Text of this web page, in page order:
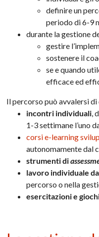
definire un
periodo di 6-9
durante la gestione
gestire
sostenere il
se e quando
efficace ed
Il percorso può avvalersi
incontri individuali,
1-3 settimane l’uno
corsi e-learning
autonomamente dal
strumenti di
lavoro individuale
percorso o nella
esercitazioni e